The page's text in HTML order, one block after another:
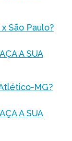
São Paulo?
A SUA
MG?
A SUA